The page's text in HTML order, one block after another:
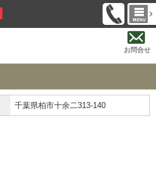
お問合せ
千葉県柏市十余二313-140